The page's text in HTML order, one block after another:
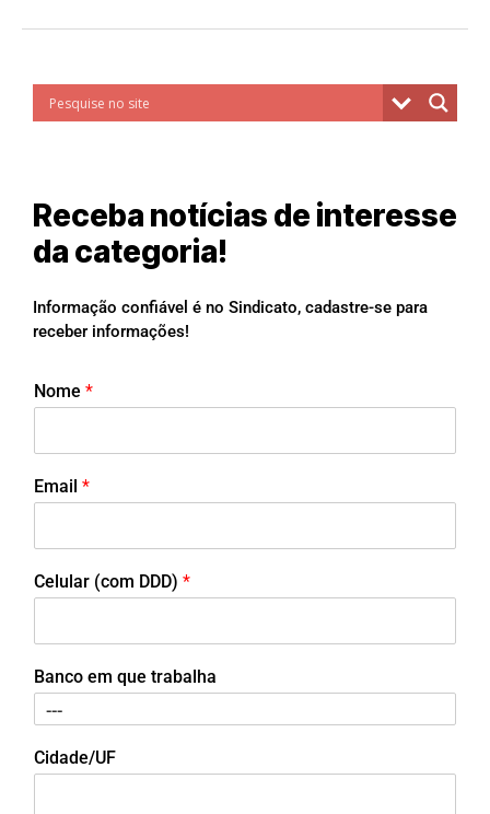
Receba notícias de interesse
da categoria!
Informação confiável é no Sindicato, cadastre-se para
receber informações!
Nome *
Email *
Celular (com DDD) *
Banco em que trabalha
Cidade/UF